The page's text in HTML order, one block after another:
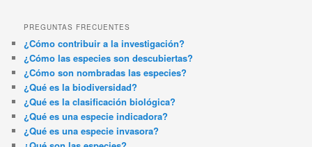
PREGUNTAS FRECUENTES
¿Cómo contribuir a la investigación?
¿Cómo las especies son descubiertas?
¿Cómo son nombradas las especies?
¿Qué es la biodiversidad?
¿Qué es la clasificación biológica?
¿Qué es una especie indicadora?
¿Qué es una especie invasora?